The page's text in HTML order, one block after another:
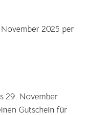
2025 per
29. November
Gutschein für